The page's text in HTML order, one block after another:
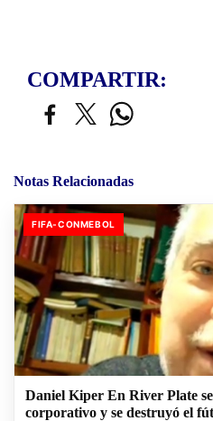
COMPARTIR:
Notas Relacionadas
FIFA-CONMEBOL
Daniel Kiper En River Plate
corporativo y se destruyó el